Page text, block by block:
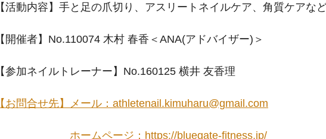
【活動内容】手と足の爪切り、アスリートネイルケア、角質ケアな
【開催者】No.110074 木村 春香＜ANA(アドバイザー)＞
【参加ネイルトレーナー】No.160125 横井 友香理
【お問合せ先】メール：athletenail.kimuharu@gmail.com
ホームページ：https://bluegate-fitness.jp/